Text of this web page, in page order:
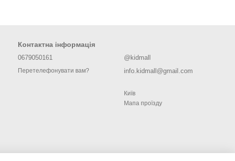
Контактна інформація
0679050161
Перетелефонувати вам?
@kidmall
info.kidmall@gmail.com
Київ
Мапа проїзду